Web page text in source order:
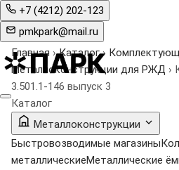
+7 (4212) 202-123
pmkpark@mail.ru
Главная › Каталог ›
Металлоконструкции для РЖД ›
3.501.1-146 выпуск 3
Каталог
Металлоконструкции
Быстровозводимые магазины
металлическиеМеталлические